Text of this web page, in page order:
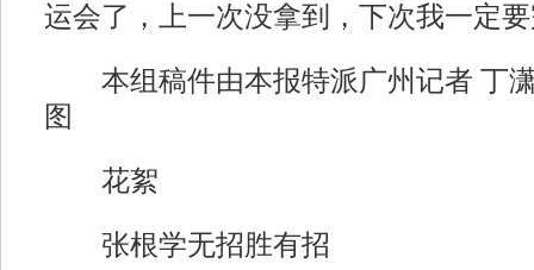
运会了，上一次没拿到，下次我一定
本组稿件由本报特派广州记者 丁潇
图
花絮
张根学无招胜有招